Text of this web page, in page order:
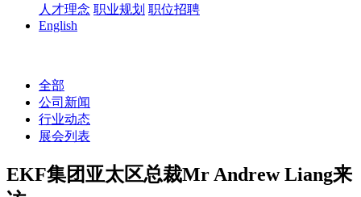
人才理念 职业规划 职位招聘
English
全部
公司新闻
行业动态
展会列表
EKF集团亚太区总裁Mr Andrew Liang来